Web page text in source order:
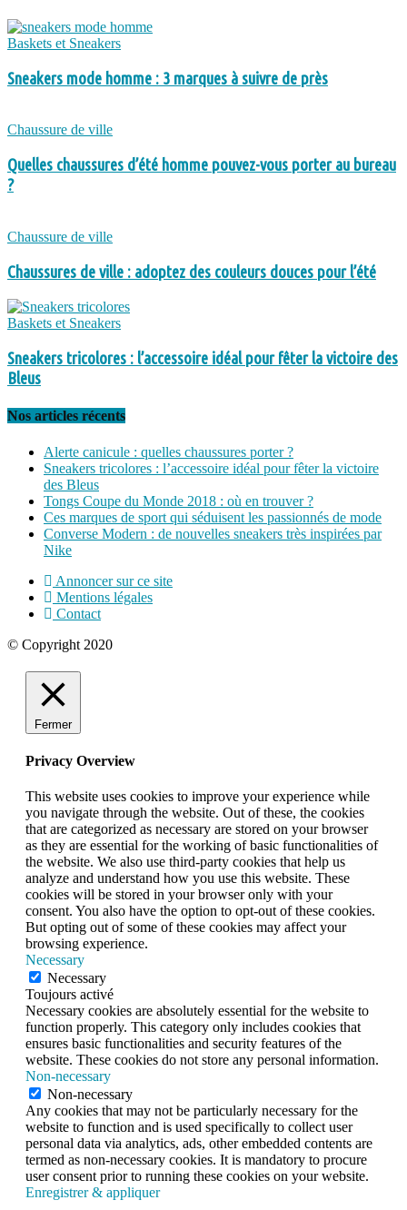
Baskets et Sneakers
Sneakers mode homme : 3 marques à suivre de près
Chaussure de ville
Quelles chaussures d’été homme pouvez-vous porter au bureau
?
Chaussure de ville
Chaussures de ville : adoptez des couleurs douces pour l’été
Baskets et Sneakers
Sneakers tricolores : l’accessoire idéal pour fêter la victoire des
Bleus
Nos articles récents
Alerte canicule : quelles chaussures porter ?
Sneakers tricolores : l’accessoire idéal pour fêter la victoire
des Bleus
Tongs Coupe du Monde 2018 : où en trouver ?
Ces marques de sport qui séduisent les passionnés de mode
Converse Modern : de nouvelles sneakers très inspirées par
Nike
Annoncer sur ce site
Mentions légales
Contact
© Copyright 2020
Fermer
Privacy Overview
This website uses cookies to improve your experience while
you navigate through the website. Out of these, the cookies
that are categorized as necessary are stored on your browser
as they are essential for the working of basic functionalities of
the website. We also use third-party cookies that help us
analyze and understand how you use this website. These
cookies will be stored in your browser only with your
consent. You also have the option to opt-out of these cookies.
But opting out of some of these cookies may affect your
browsing experience.
Necessary
Necessary
Toujours activé
Necessary cookies are absolutely essential for the website to
function properly. This category only includes cookies that
ensures basic functionalities and security features of the
website. These cookies do not store any personal information.
Non-necessary
Non-necessary
Any cookies that may not be particularly necessary for the
website to function and is used specifically to collect user
personal data via analytics, ads, other embedded contents are
termed as non-necessary cookies. It is mandatory to procure
user consent prior to running these cookies on your website.
Enregistrer & appliquer